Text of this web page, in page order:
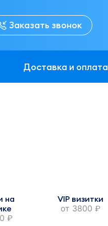
Заказать звонок
Доставка и оплата
на
руб.
VIP визитки
от 3800 руб.